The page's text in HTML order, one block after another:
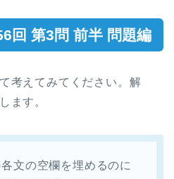
回 第3問 前半 問題編
考えてみてください。解
ます。
各文の空欄を埋めるのに